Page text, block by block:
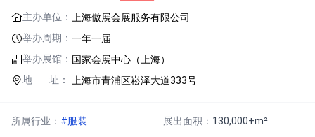
主办单位：
上海傲展会展服务有限公司
举办周期： 一年一届
举办展馆： 国家会展中心（上海）
地 址：
上海市青浦区崧泽大道333号
所属行业： #服装 展出面积： 130,000+m²